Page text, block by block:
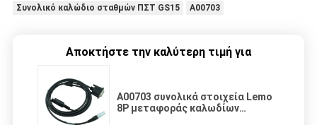
Συνολικό καλώδιο σταθμών ΠΣΤ GS15
A00703
Αποκτήστε την καλύτερη τιμή για
A00703 συνολικά στοιχεία Lemo
8P μεταφοράς καλωδίων